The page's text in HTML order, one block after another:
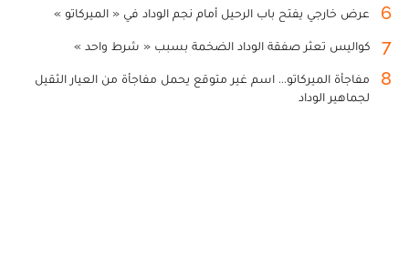
6 عرض خارجي يفتح باب الرحيل أمام نجم الوداد في « الميركاتو »
7 كواليس تعثر صفقة الوداد الضخمة بسبب « شرط واحد »
8
مفاجأة الميركاتو... اسم غير متوقع يحمل مفاجأة من العيار الثقيل
لجماهير الوداد